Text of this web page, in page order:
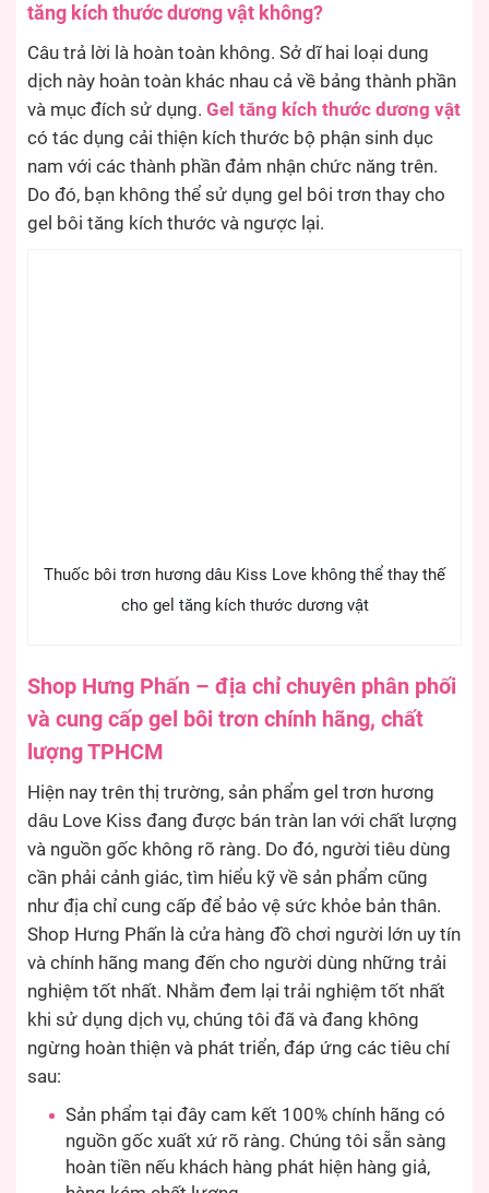
tăng kích thước dương vật không?
Câu trả lời là hoàn toàn không. Sở dĩ hai loại dung
dịch này hoàn toàn khác nhau cả về bảng thành phần
và mục đích sử dụng. Gel tăng kích thước dương vật
có tác dụng cải thiện kích thước bộ phận sinh dục
nam với các thành phần đảm nhận chức năng trên.
Do đó, bạn không thể sử dụng gel bôi trơn thay cho
gel bôi tăng kích thước và ngược lại.
Thuốc bôi trơn hương dâu Kiss Love không thể thay thế
cho gel tăng kích thước dương vật
Shop Hưng Phấn – địa chỉ chuyên phân phối
và cung cấp gel bôi trơn chính hãng, chất
lượng TPHCM
Hiện nay trên thị trường, sản phẩm gel trơn hương
dâu Love Kiss đang được bán tràn lan với chất lượng
và nguồn gốc không rõ ràng. Do đó, người tiêu dùng
cần phải cảnh giác, tìm hiểu kỹ về sản phẩm cũng
như địa chỉ cung cấp để bảo vệ sức khỏe bản thân.
Shop Hưng Phấn là cửa hàng đồ chơi người lớn uy tín
và chính hãng mang đến cho người dùng những trải
nghiệm tốt nhất. Nhằm đem lại trải nghiệm tốt nhất
khi sử dụng dịch vụ, chúng tôi đã và đang không
ngừng hoàn thiện và phát triển, đáp ứng các tiêu chí
sau:
Sản phẩm tại đây cam kết 100% chính hãng có
nguồn gốc xuất xứ rõ ràng. Chúng tôi sẵn sàng
hoàn tiền nếu khách hàng phát hiện hàng giả,